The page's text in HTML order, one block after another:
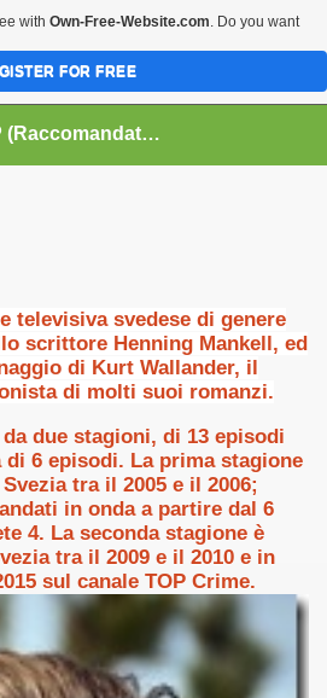
CINEMA
LIBRI
MUSICA
RSVP (Raccomandati Se Vi Piacciono)
televisiva svedese di genere
scrittore Henning Mankell, ed
di Kurt Wallander, il
di molti suoi romanzi.
due stagioni, di 13 episodi
di 6 episodi. La prima stagione
tra il 2005 e il 2006;
in onda a partire dal 6
4. La seconda stagione è
tra il 2009 e il 2010 e in
sul canale TOP Crime.
Strega.
bensi ampiamente radicato nel
with Own-Free-Website.com. Do you want
FOR FREE